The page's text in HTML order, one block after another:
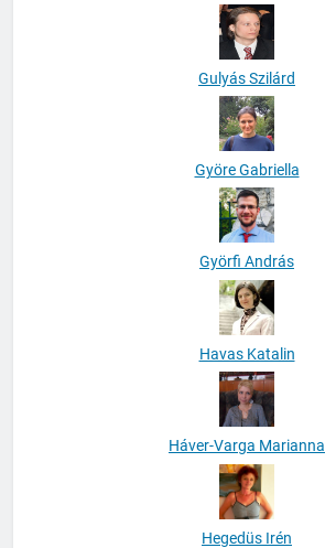
Gulyás Szilárd
Györe Gabriella
Györfi András
Havas Katalin
Háver-Varga Marianna
Hegedüs Irén